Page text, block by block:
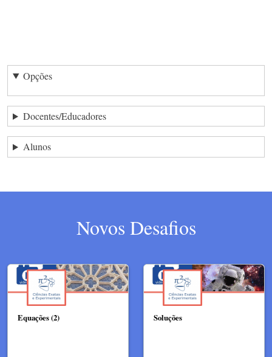
Opções
Docentes/Educadores
Alunos
Novos Desafios
Equações (2) Soluções